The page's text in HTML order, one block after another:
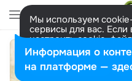
Мы используем
сервисы для вас. Если
настроить cookie-
представитель.
Разрешить все
Информация о
на платформе —